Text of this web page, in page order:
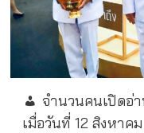
จำนวนคนเปิดอ่
เมื่อวันที่ 12 สิงหา